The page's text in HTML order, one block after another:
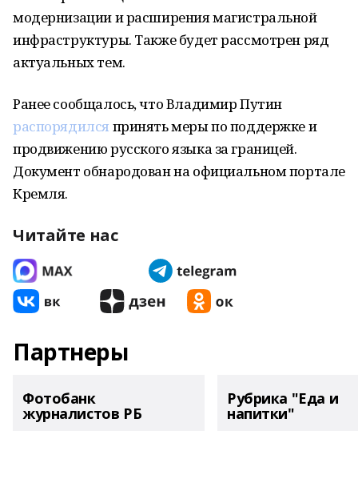
модернизации и расширения магистральной
инфраструктуры. Также будет рассмотрен ряд
актуальных тем.
Ранее сообщалось, что Владимир Путин
распорядился принять меры по поддержке и
продвижению русского языка за границей.
Документ обнародован на официальном портале
Кремля.
Читайте нас
Партнеры
Фотобанк
журналистов РБ
Рубрика "Еда и
напитки"